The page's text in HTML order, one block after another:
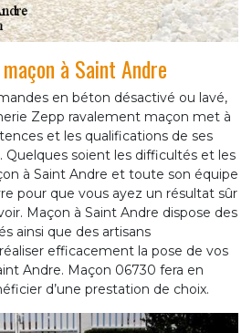
à Saint Andre
en béton désactivé ou lavé,
Zepp ravalement maçon met à
et les qualifications de ses
Quelques soient les difficultés et les
à Saint Andre et toute son équipe
pour que vous ayez un résultat sûr
Maçon à Saint Andre dispose des
ainsi que des artisans
efficacement la pose de vos
Andre. Maçon 06730 fera en
d’une prestation de choix.